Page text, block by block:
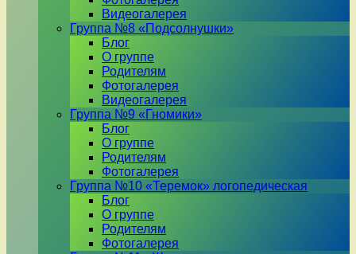
Видеогалерея
Группа №8 «Подсолнушки»
Блог
О группе
Родителям
Фотогалерея
Видеогалерея
Группа №9 «Гномики»
Блог
О группе
Родителям
Фотогалерея
Группа №10 «Теремок» логопедическая
Блог
О группе
Родителям
Фотогалерея